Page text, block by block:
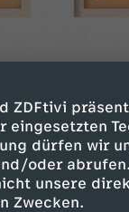
ZDFtivi
eingesetzten
dürfen wir
oder
unsere
Zwecken.